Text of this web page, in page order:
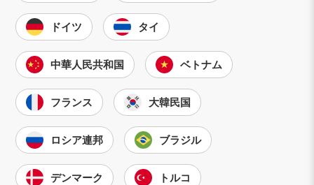
ドイツ タイ
中華人民共和国 ベトナム
フランス 大韓民国
ロシア連邦 ブラジル
デンマーク トルコ